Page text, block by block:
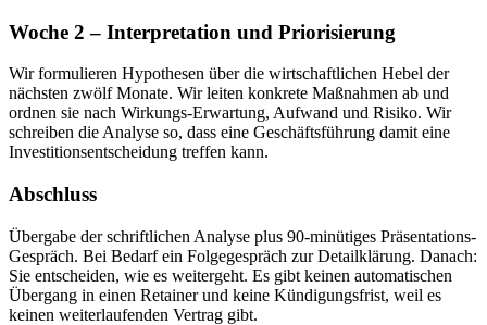
Woche 2 – Interpretation und Priorisierung
Wir formulieren Hypothesen über die wirtschaftlichen Hebel der
nächsten zwölf Monate. Wir leiten konkrete Maßnahmen ab und
ordnen sie nach Wirkungs-Erwartung, Aufwand und Risiko. Wir
schreiben die Analyse so, dass eine Geschäftsführung damit eine
Investitionsentscheidung treffen kann.
Abschluss
Übergabe der schriftlichen Analyse plus 90-minütiges Präsentations-
Gespräch. Bei Bedarf ein Folgegespräch zur Detailklärung. Danach:
Sie entscheiden, wie es weitergeht. Es gibt keinen automatischen
Übergang in einen Retainer und keine Kündigungsfrist, weil es
keinen weiterlaufenden Vertrag gibt.